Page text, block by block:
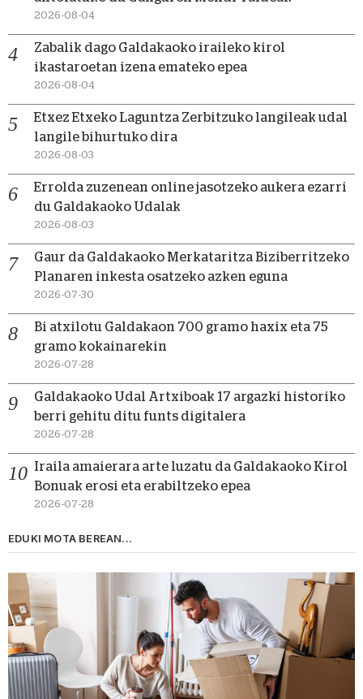
2026-08-04
Zabalik dago Galdakaoko iraileko kirol
ikastaroetan izena emateko epea
2026-08-04
Etxez Etxeko Laguntza Zerbitzuko langileak udal
langile bihurtuko dira
2026-08-03
Errolda zuzenean online jasotzeko aukera ezarri
du Galdakaoko Udalak
2026-08-03
Gaur da Galdakaoko Merkataritza Biziberritzeko
Planaren inkesta osatzeko azken eguna
2026-07-30
Bi atxilotu Galdakaon 700 gramo haxix eta 75
gramo kokainarekin
2026-07-28
Galdakaoko Udal Artxiboak 17 argazki historiko
berri gehitu ditu funts digitalera
2026-07-28
Iraila amaierara arte luzatu da Galdakaoko Kirol
Bonuak erosi eta erabiltzeko epea
2026-07-28
EDUKI MOTA BEREAN...